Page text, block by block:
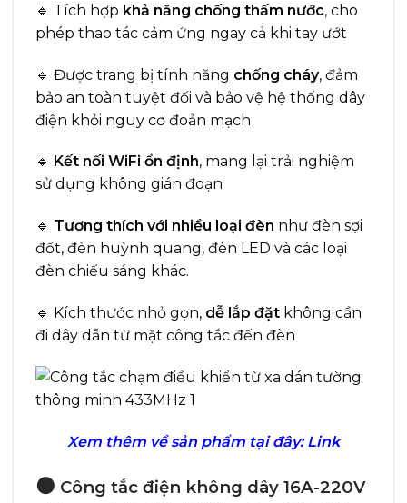
🔹 Tích hợp khả năng chống thấm nước, cho
phép thao tác cảm ứng ngay cả khi tay ướt
🔹 Được trang bị tính năng chống cháy, đảm
bảo an toàn tuyệt đối và bảo vệ hệ thống dây
điện khỏi nguy cơ đoản mạch
🔹 Kết nối WiFi ổn định, mang lại trải nghiệm
sử dụng không gián đoạn
🔹 Tương thích với nhiều loại đèn như đèn sợi
đốt, đèn huỳnh quang, đèn LED và các loại
đèn chiếu sáng khác.
🔹 Kích thước nhỏ gọn, dễ lắp đặt không cần
đi dây dẫn từ mặt công tắc đến đèn
Xem thêm về sản phẩm tại đây: Link
🟠 Công tắc điện không dây 16A-220V